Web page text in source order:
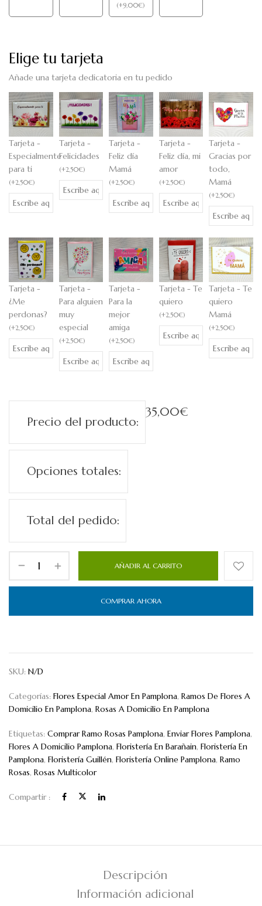
(+9,00€)
Elige tu tarjeta
Añade una tarjeta dedicatoria en tu pedido
Tarjeta -
Especialmente
para ti
(+2,50€)
Tarjeta -
Felicidades
(+2,50€)
Tarjeta -
Feliz día
Mamá
(+2,50€)
Tarjeta -
Feliz día, mi
amor
(+2,50€)
Tarjeta -
Gracias por
todo,
Mamá
(+2,50€)
Tarjeta -
¿Me
perdonas?
(+2,50€)
Tarjeta -
Para alguien
muy
especial
(+2,50€)
Tarjeta -
Para la
mejor
amiga
(+2,50€)
Tarjeta - Te
quiero
(+2,50€)
Tarjeta - Te
quiero
Mamá
(+2,50€)
Precio del producto:
35,00€
Opciones totales:
Total del pedido:
AÑADIR AL CARRITO
COMPRAR AHORA
SKU: N/D
Categorías: Flores Especial Amor En Pamplona, Ramos De Flores A
Domicilio En Pamplona, Rosas A Domicilio En Pamplona
Etiquetas: Comprar Ramo Rosas Pamplona, Enviar Flores Pamplona,
Flores A Domicilio Pamplona, Floristería En Barañain, Floristería En
Pamplona, Floristería Guillén, Floristería Online Pamplona, Ramo
Rosas, Rosas Multicolor
Compartir :
Descripción
Información adicional